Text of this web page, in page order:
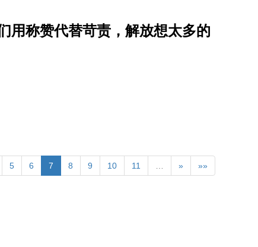
用称赞代替苛责，解放想太多的
5 6 7 8 9 10 11 … » »»